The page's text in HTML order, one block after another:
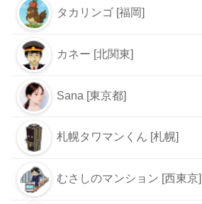
タカリンゴ [福岡]
カネー [北関東]
Sana [東京都]
札幌タワマンくん [札幌]
むさしのマンション [西東京]